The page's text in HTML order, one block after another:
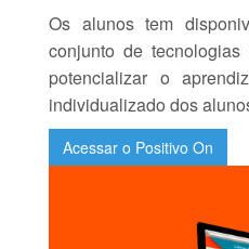
Os alunos tem
conjunto de
potencializar o
individualizado dos
Acessar o Positivo On